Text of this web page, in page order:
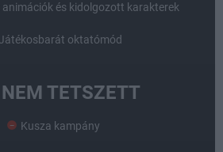
és kidolgozott karakterek
oktatómód
TETSZETT
Kusza kampány